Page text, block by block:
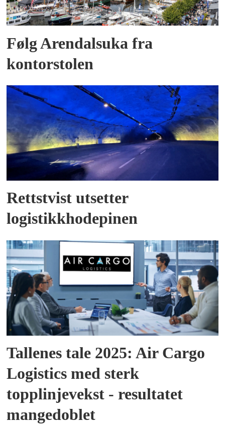
Følg Arendalsuka fra
kontorstolen
Rettstvist utsetter
logistikkhodepinen
Tallenes tale 2025: Air Cargo
Logistics med sterk
topplinjevekst - resultatet
mangedoblet